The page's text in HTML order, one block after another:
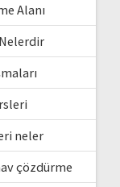
Alanı
neler
çözdürme